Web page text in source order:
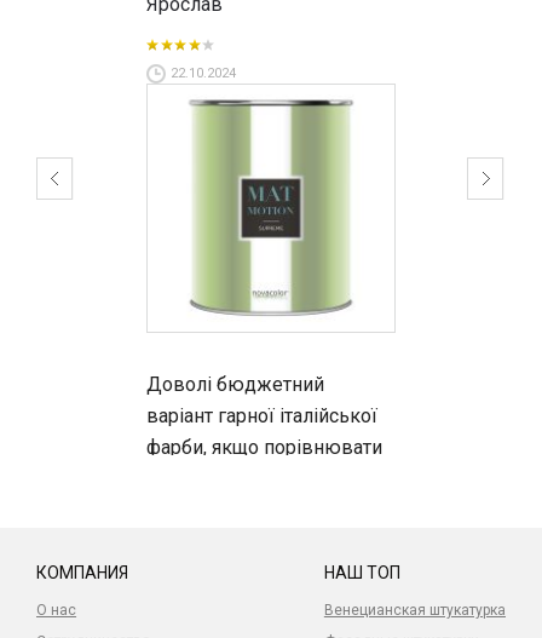
22.10.2024
Доволі бюджетний
варіант гарної італійської
фарби, якщо порівнювати
КОМПАНИЯ
О нас
НАШ ТОП
Венецианская штукатурка